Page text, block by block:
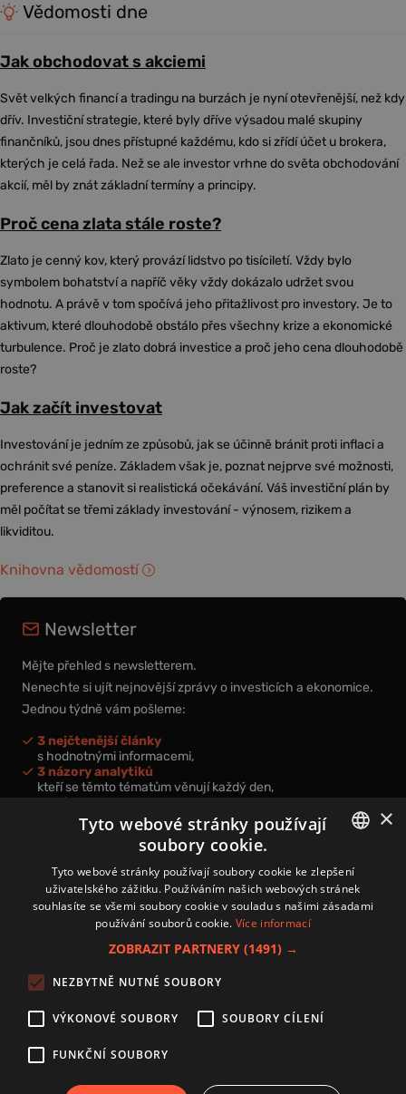
Vědomosti dne
Jak obchodovat s akciemi
Svět velkých financí a tradingu na burzách je nyní otevřenější, než kdy
dřív. Investiční strategie, které byly dříve výsadou malé skupiny
finančníků, jsou dnes přístupné každému, kdo si zřídí účet u brokera,
kterých je celá řada. Než se ale investor vrhne do světa obchodování
akcií, měl by znát základní termíny a principy.
Proč cena zlata stále roste?
Zlato je cenný kov, který provází lidstvo po tisíciletí. Vždy bylo
symbolem bohatství a napříč věky vždy dokázalo udržet svou
hodnotu. A právě v tom spočívá jeho přitažlivost pro investory. Je to
aktivum, které dlouhodobě obstálo přes všechny krize a ekonomické
turbulence. Proč je zlato dobrá investice a proč jeho cena dlouhodobě
roste?
Jak začít investovat
Investování je jedním ze způsobů, jak se účinně bránit proti inflaci a
ochránit své peníze. Základem však je, poznat nejprve své možnosti,
preference a stanovit si realistická očekávání. Váš investiční plán by
měl počítat se třemi základy investování - výnosem, rizikem a
likviditou.
Knihovna vědomostí
Newsletter
Mějte přehled s newsletterem.
Nenechte si ujít nejnovější zprávy o investicích a ekonomice.
Jednou týdně vám pošleme:
3 nejčtenější články
s hodnotnými informacemi,
3 názory analytiků
kteří se těmto tématům věnují každý den,
nová videa a podcasty
k prohloubení vašich znalostí.
Přihlášením k newsletteru vyjadřujete svůj souhlas spodmínkami
zpracování osobních údajů.
Zásady používání souborů cookies
Autoři
Nastavení cookies
CZECH
×
Tyto webové stránky používají
soubory cookie.
Tyto webové stránky používají soubory cookie ke zlepšení
uživatelského zážitku. Používáním našich webových stránek
souhlasíte se všemi soubory cookie v souladu s našimi zásadami
používání souborů cookie. Více informací
ZOBRAZIT PARTNERY (1491) →
NEZBYTNĚ NUTNÉ SOUBORY
VÝKONOVÉ SOUBORY SOUBORY CÍLENÍ
FUNKČNÍ SOUBORY